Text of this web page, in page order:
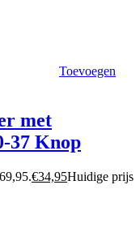
Toevoegen
met
37 Knop
€34,95Huidige prijs